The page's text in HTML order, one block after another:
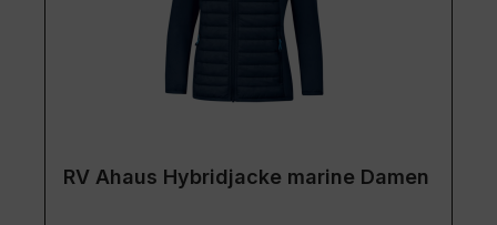
RV Ahaus Hybridjacke marine Damen